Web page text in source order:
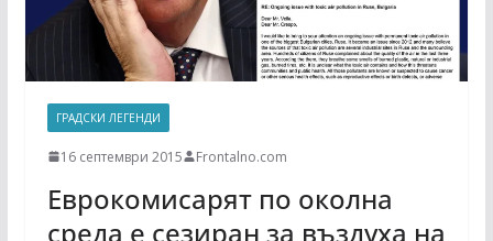
ГРАДСКИ ЛЕГЕНДИ
16 септември 2015 Frontalno.com
Еврокомисарят по околна
среда е сезиран за въздуха на